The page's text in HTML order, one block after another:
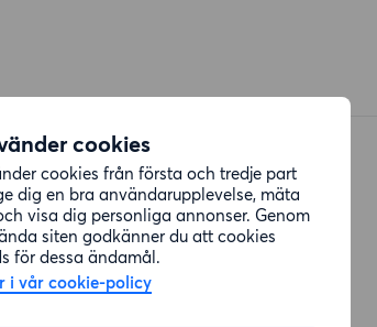
cookies
cookies från första och tredje part
dig en bra användarupplevelse, mäta
visa dig personliga annonser. Genom
siten godkänner du att cookies
för dessa ändamål.
i vår cookie-policy
Restauranger